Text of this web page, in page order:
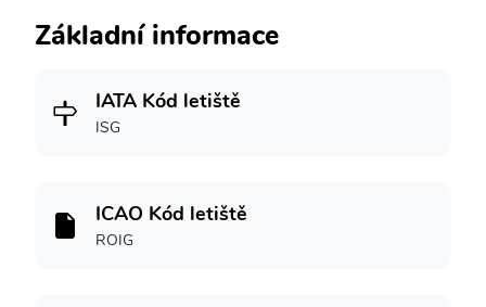
Základní informace
IATA Kód letiště
ISG
ICAO Kód letiště
ROIG